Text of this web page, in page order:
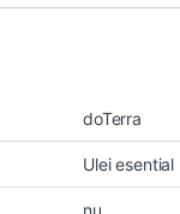
doTerra
Ulei esential
nu